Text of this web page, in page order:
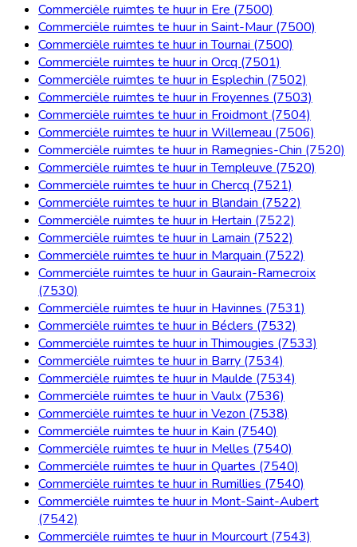
Commerciële ruimtes te huur in Ere (7500)
Commerciële ruimtes te huur in Saint-Maur (7500)
Commerciële ruimtes te huur in Tournai (7500)
Commerciële ruimtes te huur in Orcq (7501)
Commerciële ruimtes te huur in Esplechin (7502)
Commerciële ruimtes te huur in Froyennes (7503)
Commerciële ruimtes te huur in Froidmont (7504)
Commerciële ruimtes te huur in Willemeau (7506)
Commerciële ruimtes te huur in Ramegnies-Chin (7520)
Commerciële ruimtes te huur in Templeuve (7520)
Commerciële ruimtes te huur in Chercq (7521)
Commerciële ruimtes te huur in Blandain (7522)
Commerciële ruimtes te huur in Hertain (7522)
Commerciële ruimtes te huur in Lamain (7522)
Commerciële ruimtes te huur in Marquain (7522)
Commerciële ruimtes te huur in Gaurain-Ramecroix
(7530)
Commerciële ruimtes te huur in Havinnes (7531)
Commerciële ruimtes te huur in Béclers (7532)
Commerciële ruimtes te huur in Thimougies (7533)
Commerciële ruimtes te huur in Barry (7534)
Commerciële ruimtes te huur in Maulde (7534)
Commerciële ruimtes te huur in Vaulx (7536)
Commerciële ruimtes te huur in Vezon (7538)
Commerciële ruimtes te huur in Kain (7540)
Commerciële ruimtes te huur in Melles (7540)
Commerciële ruimtes te huur in Quartes (7540)
Commerciële ruimtes te huur in Rumillies (7540)
Commerciële ruimtes te huur in Mont-Saint-Aubert
(7542)
Commerciële ruimtes te huur in Mourcourt (7543)